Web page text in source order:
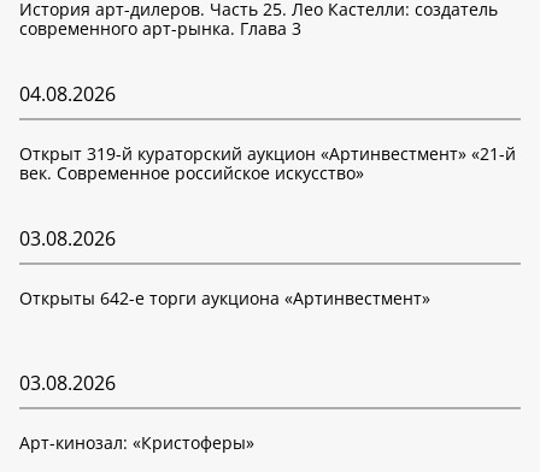
История арт-дилеров. Часть 25. Лео Кастелли: создатель
современного арт-рынка. Глава 3
04.08.2026
Открыт 319-й кураторский аукцион «Артинвестмент» «21-й
век. Современное российское искусство»
03.08.2026
Открыты 642-е торги аукциона «Артинвестмент»
03.08.2026
Арт-кинозал: «Кристоферы»